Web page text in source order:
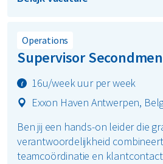
Operations
Supervisor
16u/week uur per week
Exxon Haven Antwerpen,
Ben jij een hands-on leider die
verantwoordelijkheid
teamcoördinatie en